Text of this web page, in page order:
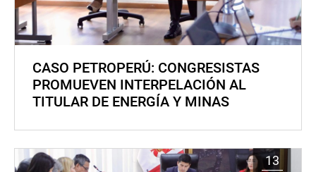
CASO PETROPERÚ: CONGRESISTAS
PROMUEVEN INTERPELACIÓN AL
TITULAR DE ENERGÍA Y MINAS
13